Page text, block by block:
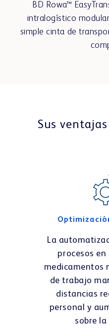
BD Rowa™
intralogístico
simple cinta de
Sus
La
procesos en
medicamentos
de trabajo
distancias
personal y
sobre la